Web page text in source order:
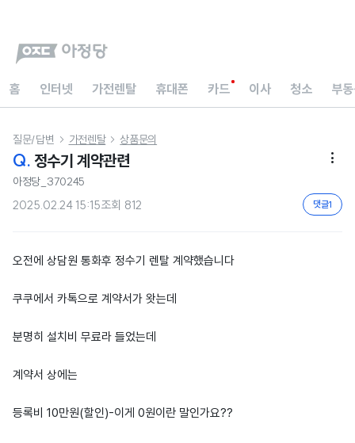
홈 인터넷 가전렌탈 휴대폰 카드 이사 청소 부
질문/답변  가전렌탈  상품문의
Q. 정수기 계약관련 
아정당_370245
2025.02.24 15:15조회 812 댓글1
오전에 상담원 통화후 정수기 렌탈 계약했습니다
쿠쿠에서 카톡으로 계약서가 왓는데
분명히 설치비 무료라 들었는데
계약서 상에는
등록비 10만원(할인)-이게 0원이란 말인가요??